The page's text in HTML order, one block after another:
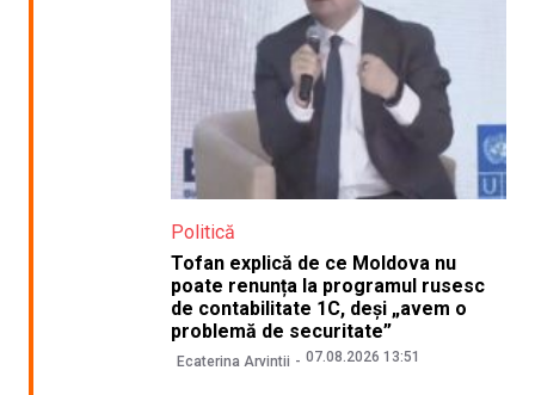
Politică
Tofan explică de ce Moldova nu
poate renunța la programul rusesc
de contabilitate 1C, deși „avem o
problemă de securitate”
Ecaterina Arvintii 07.08.2026 13:51